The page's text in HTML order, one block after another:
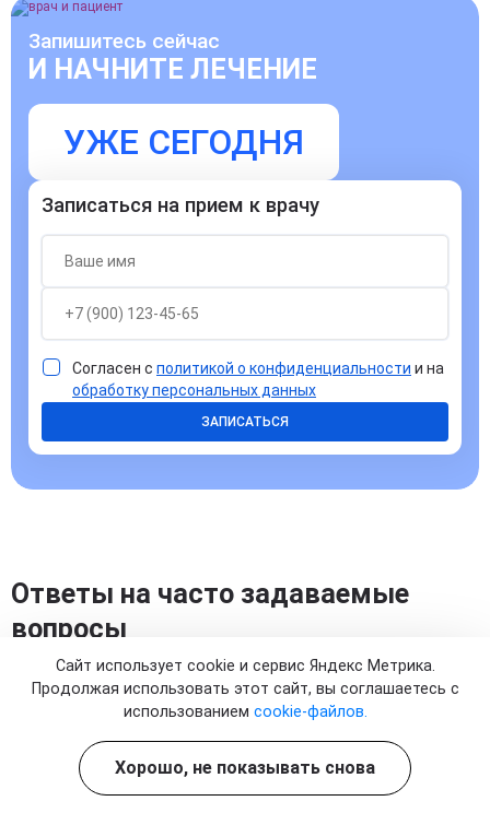
Запишитесь сейчас
И НАЧНИТЕ ЛЕЧЕНИЕ
УЖЕ СЕГОДНЯ
Записаться на прием к врачу
Согласен с политикой о конфиденциальности и на
обработку персональных данных
ЗАПИСАТЬСЯ
Ответы на часто задаваемые
вопросы
Для чего назначается капельница с
Гептралом при заболеваниях печени?
Сайт использует cookie и сервис Яндекс Метрика.
Продолжая использовать этот сайт, вы соглашаетесь с
использованием cookie-файлов.
Хорошо, не показывать снова